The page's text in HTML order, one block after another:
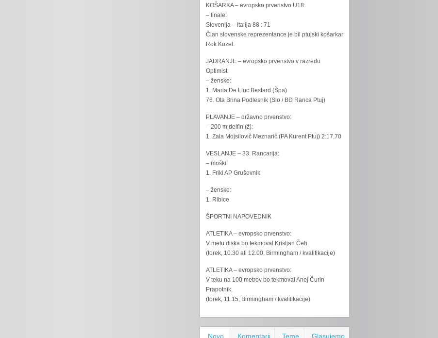
KOŠARKA – evropsko prvenstvo U18:
– finale:
Slovenija – Italija 88 : 71
Član slovenske reprezentance je bil ptujski košarkar
Rok Kozel.
JADRANJE – evropsko prvenstvo v razredu
Optimist:
– ženske:
1. Maria De Lluc Bestard (Špa)
76. Ota Brina Podlesnik (Slo / BD Ranca Ptuj)
PLAVANJE – državno prvenstvo:
– 200 m delfin (ž):
1. Zala Mojsilovič Meznarič (PA Kurent Ptuj) 2:17,70
VESLANJE – 33. Rancarija:
– moški:
1. Friki AP Grušovnik
– ženske:
1. Ribice
ŠPORTNI NAPOVEDNIK
ATLETIKA – evropsko prvenstvo:
V metu diska bo tekmoval Kristjan Čeh.
(torek, 10.30 ali 12.00, Birmingham / kvalifikacije)
ATLETIKA – evropsko prvenstvo:
V teku na 100 metrov bo tekmoval Anej Čurin
Prapotnik.
(torek, 11.15, Birmingham / kvalifikacije)
Novo Komentarji Teme Glasujemo